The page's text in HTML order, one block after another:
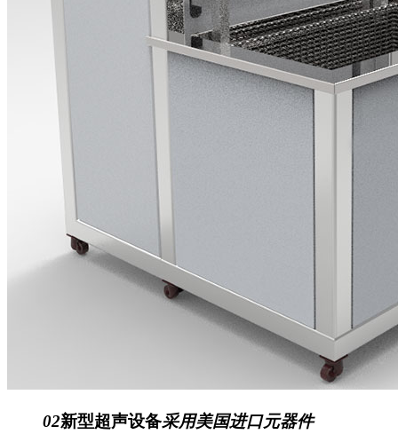
02新型超声设备采用美国进口元器件